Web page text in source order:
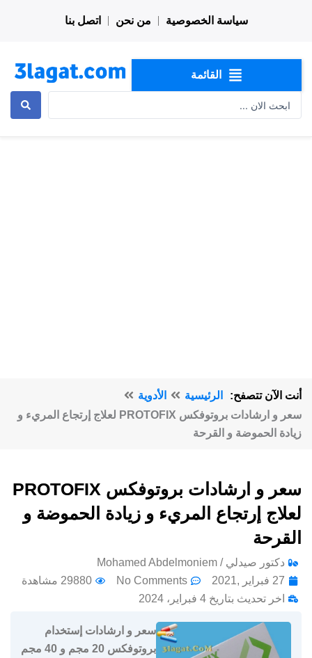
سياسة الخصوصية من نحن اتصل بنا
القائمة
أنت الآن تتصفح: الرئيسية
الأدوية
سعر و ارشادات بروتوفكس PROTOFIX لعلاج إرتجاع المريء و
زيادة الحموضة و القرحة
سعر و ارشادات بروتوفكس PROTOFIX
لعلاج إرتجاع المريء و زيادة الحموضة و
القرحة
دكتور صيدلي / Mohamed Abdelmoniem
27 فبراير ,2021
No Comments
29880 مشاهدة
اخر تحديث بتاريخ 4 فبراير، 2024
سعر و ارشادات إستخدام
بروتوفكس 20 مجم و 40 مجم